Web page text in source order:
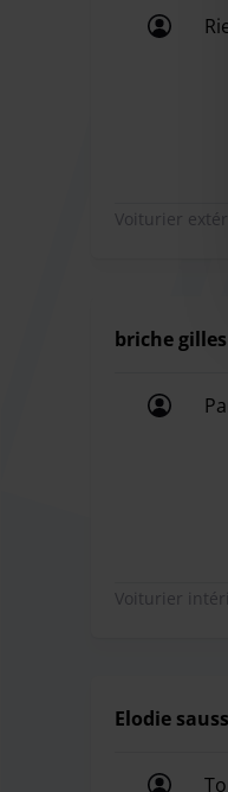
Voiturier
briche gilles
Voiturier
Elodie